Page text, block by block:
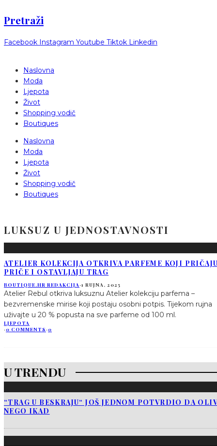
Pretraži
Facebook Instagram Youtube Tiktok Linkedin
Naslovna
Moda
Ljepota
Život
Shopping vodič
Boutiques
Naslovna
Moda
Ljepota
Život
Shopping vodič
Boutiques
LUKSUZ U JEDNOSTAVNOSTI
ATELIER KOLEKCIJA OTKRIVA PARFEME KOJI
PRIČE I OSTAVLJAJU TRAG
BOUTIQUE.HR REDAKCIJA·1 RUJNA, 2025
Atelier Rebul otkriva luksuznu Atelier kolekciju parfema –
bezvremenske mirise koji postaju osobni potpis. Tijekom rujna
uživajte u 20 % popusta na sve parfeme od 100 ml.
LJEPOTA
·0 COMMENTS ·0
U TRENDU
“TRAG U BESKRAJU“ JOŠ JEDNOM POTVRDIO DA
NEGO IKAD